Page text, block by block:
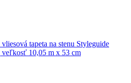
tapeta na stenu Styleguide
veľkosť 10,05 m x 53 cm